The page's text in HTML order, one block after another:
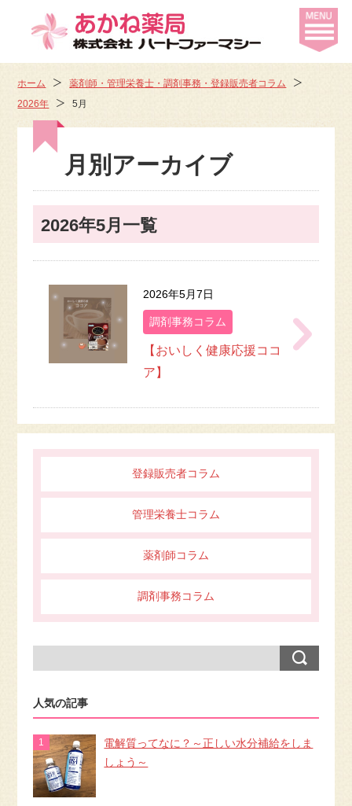
ホーム
薬剤師・管理栄養士・調剤事務・登録販売者コラム
2026年
5月
月別アーカイブ
2026年5月一覧
2026年5月7日
調剤事務コラム
【おいしく健康応援ココ
ア】
登録販売者コラム
管理栄養士コラム
薬剤師コラム
調剤事務コラム
人気の記事
電解質ってなに？～正しい水分補給をしま
しょう～